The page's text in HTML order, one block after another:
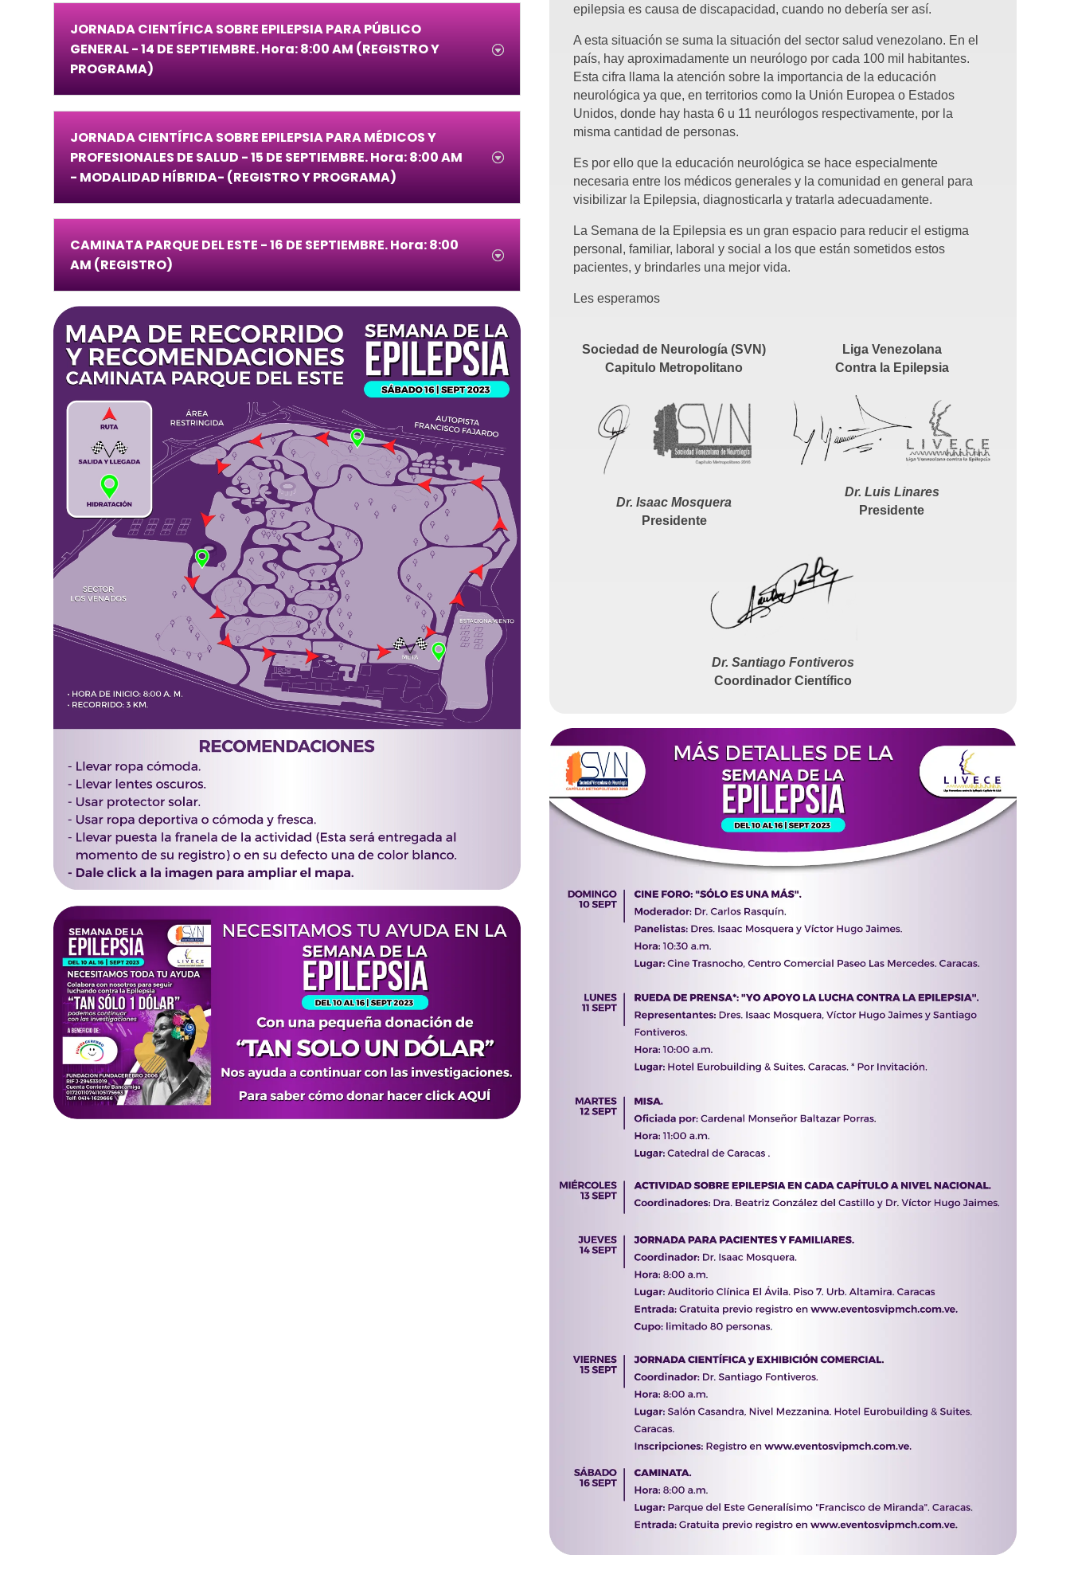
JORNADA CIENTÍFICA SOBRE EPILEPSIA PARA PÚBLICO
GENERAL - 14 DE SEPTIEMBRE. Hora: 8:00 AM (REGISTRO Y
PROGRAMA)
JORNADA CIENTÍFICA SOBRE EPILEPSIA PARA MÉDICOS Y
PROFESIONALES DE SALUD - 15 DE SEPTIEMBRE. Hora: 8:00 AM
- MODALIDAD HÍBRIDA- (REGISTRO Y PROGRAMA)
CAMINATA PARQUE DEL ESTE - 16 DE SEPTIEMBRE. Hora: 8:00
AM (REGISTRO)
epilepsia es causa de discapacidad, cuando no debería ser así.
A esta situación se suma la situación del sector salud venezolano. En el
país, hay aproximadamente un neurólogo por cada 100 mil habitantes.
Esta cifra llama la atención sobre la importancia de la educación
neurológica ya que, en territorios como la Unión Europea o Estados
Unidos, donde hay hasta 6 u 11 neurólogos respectivamente, por la
misma cantidad de personas.
Es por ello que la educación neurológica se hace especialmente
necesaria entre los médicos generales y la comunidad en general para
visibilizar la Epilepsia, diagnosticarla y tratarla adecuadamente.
La Semana de la Epilepsia es un gran espacio para reducir el estigma
personal, familiar, laboral y social a los que están sometidos estos
pacientes, y brindarles una mejor vida.
Les esperamos
Sociedad de Neurología (SVN)
Capitulo Metropolitano
Dr. Isaac Mosquera
Presidente
Liga Venezolana
Contra la Epilepsia
Dr. Luis Linares
Presidente
Dr. Santiago Fontiveros
Coordinador Científico